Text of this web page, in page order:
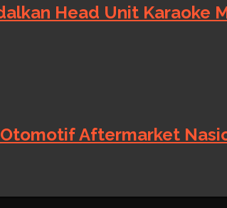
Head Unit Karaoke
Otomotif Aftermarket